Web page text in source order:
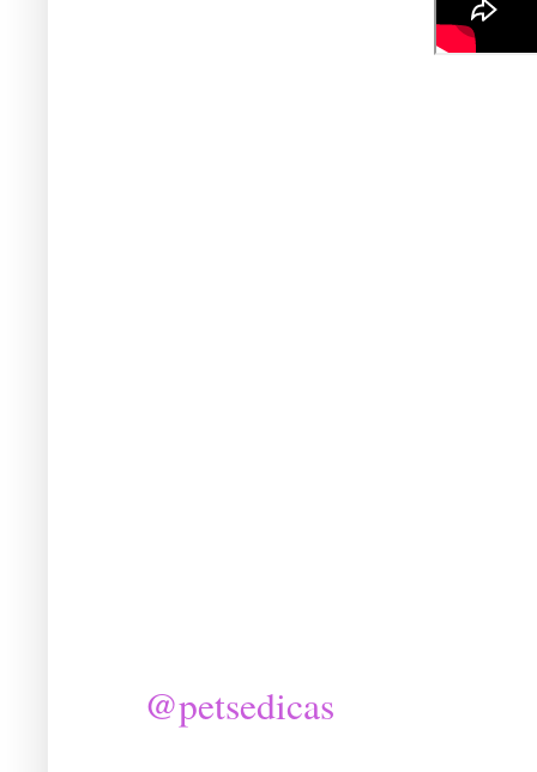
@petsedicas